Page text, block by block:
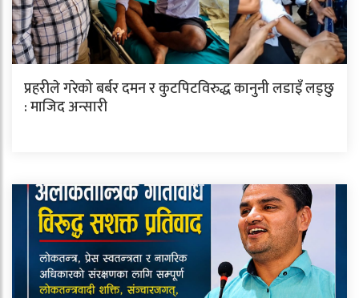
प्रहरीले गरेको बर्बर दमन र कुटपिटविरुद्ध कानुनी लडाइँ लड्छु
: माजिद अन्सारी